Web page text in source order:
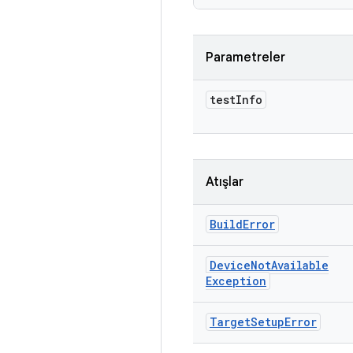
Parametreler
testInfo
Atışlar
BuildError
DeviceNotAvailable
Exception
TargetSetupError